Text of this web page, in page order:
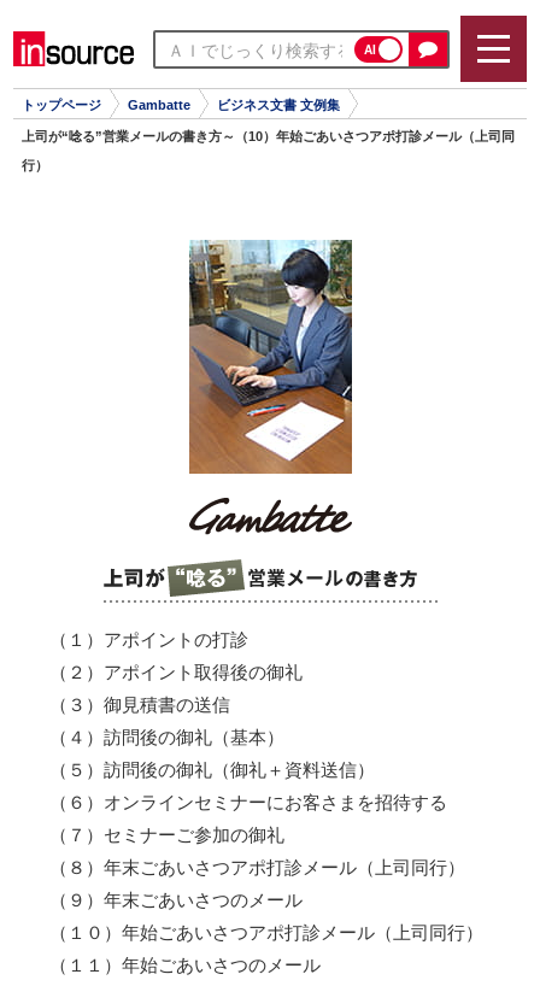
AI
トップページ Gambatte ビジネス文書 文例集
上司が“唸る”営業メールの書き方～（10）年始ごあいさつアポ打診メール（上司同
行）
（１）アポイントの打診
（２）アポイント取得後の御礼
（３）御見積書の送信
（４）訪問後の御礼（基本）
（５）訪問後の御礼（御礼＋資料送信）
（６）オンラインセミナーにお客さまを招待する
（７）セミナーご参加の御礼
（８）年末ごあいさつアポ打診メール（上司同行）
（９）年末ごあいさつのメール
（１０）年始ごあいさつアポ打診メール（上司同行）
（１１）年始ごあいさつのメール